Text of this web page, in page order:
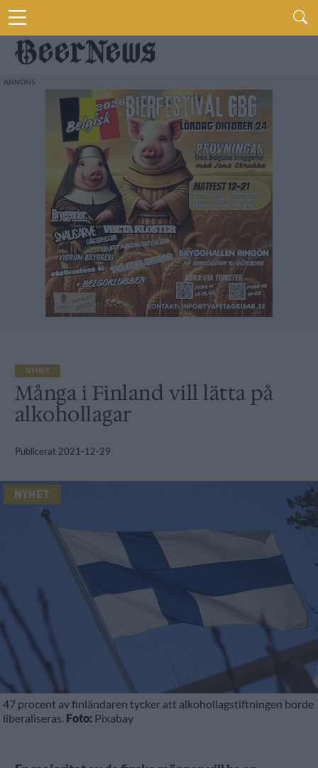
NYHET
Många i Finland vill lätta på
alkohollagar
Publicerat 2021-12-29
NYHET
47 procent av finländaren tycker att alkohollagstiftningen borde
liberaliseras. Foto: Pixabay